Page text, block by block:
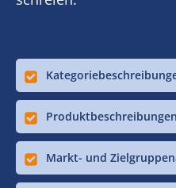
Produktbeschreibungen
Markt- und